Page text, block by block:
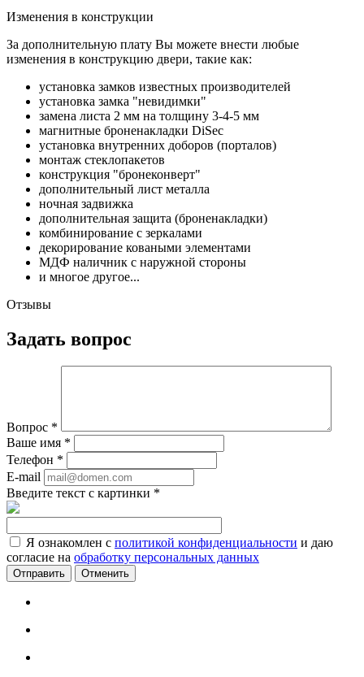
Изменения в конструкции
За дополнительную плату Вы можете внести любые
изменения в конструкцию двери, такие как:
установка замков известных производителей
установка замка "невидимки"
замена листа 2 мм на толщину 3-4-5 мм
магнитные броненакладки DiSec
установка внутренних доборов (порталов)
монтаж стеклопакетов
конструкция "бронеконверт"
дополнительный лист металла
ночная задвижка
дополнительная защита (броненакладки)
комбинирование с зеркалами
декорирование коваными элементами
МДФ наличник с наружной стороны
и многое другое...
Отзывы
Задать вопрос
Вопрос *
Ваше имя *
Телефон *
E-mail
Введите текст с картинки *
Я ознакомлен с политикой конфиденциальности и даю
согласие на обработку персональных данных
Отменить